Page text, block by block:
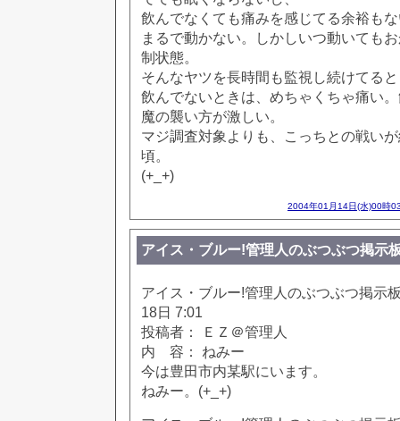
飲んでなくても痛みを感じてる余裕も
まるで動かない。しかしいつ動いても
制状態。
そんなヤツを長時間も監視し続けてる
飲んでないときは、めちゃくちゃ痛い
魔の襲い方が激しい。
マジ調査対象よりも、こっちとの戦い
頃。
(+_+)
2004年01月14日(水)00時
アイス・ブルー!管理人のぶつぶつ掲示
アイス・ブルー!管理人のぶつぶつ掲示
18日 7:01
投稿者： ＥＺ＠管理人
内 容： ねみー
今は豊田市内某駅にいます。
ねみー。(+_+)